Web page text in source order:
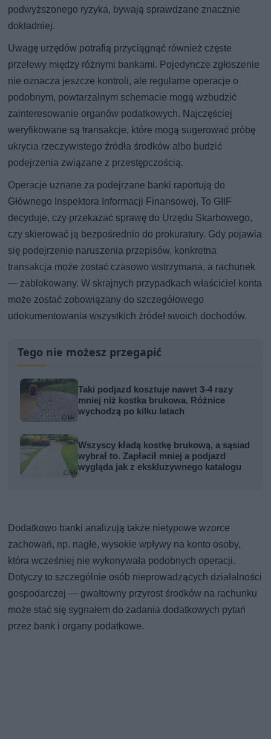
podwyższonego ryzyka, bywają sprawdzane znacznie
dokładniej.
Uwagę urzędów potrafią przyciągnąć również częste
przelewy między różnymi bankami. Pojedyncze zgłoszenie
nie oznacza jeszcze kontroli, ale regularne operacje o
podobnym, powtarzalnym schemacie mogą wzbudzić
zainteresowanie organów podatkowych. Najczęściej
weryfikowane są transakcje, które mogą sugerować próbę
ukrycia rzeczywistego źródła środków albo budzić
podejrzenia związane z przestępczością.
Operacje uznane za podejrzane banki raportują do
Głównego Inspektora Informacji Finansowej. To GIIF
decyduje, czy przekazać sprawę do Urzędu Skarbowego,
czy skierować ją bezpośrednio do prokuratury. Gdy pojawia
się podejrzenie naruszenia przepisów, konkretna
transakcja może zostać czasowo wstrzymana, a rachunek
— zablokowany. W skrajnych przypadkach właściciel konta
może zostać zobowiązany do szczegółowego
udokumentowania wszystkich źródeł swoich dochodów.
Tego nie możesz przegapić
Taki podjazd kosztuje nawet 3-4 razy
mniej niż kostka brukowa. Różnice
wychodzą po kilku latach
Wszyscy kładą kostkę brukową, a sąsiad
wybrał to. Zapłacił mniej a podjazd
wygląda jak z ekskluzywnego katalogu
Dodatkowo banki analizują także nietypowe wzorce
zachowań, np. nagłe, wysokie wpływy na konto osoby,
która wcześniej nie wykonywała podobnych operacji.
Dotyczy to szczególnie osób nieprowadzących działalności
gospodarczej — gwałtowny przyrost środków na rachunku
może stać się sygnałem do zadania dodatkowych pytań
przez bank i organy podatkowe.